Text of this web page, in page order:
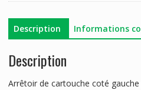
Description Informations
Description
Arrêtoir de cartouche coté